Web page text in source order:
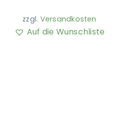
zzgl. Versandkosten
Auf die Wunschliste